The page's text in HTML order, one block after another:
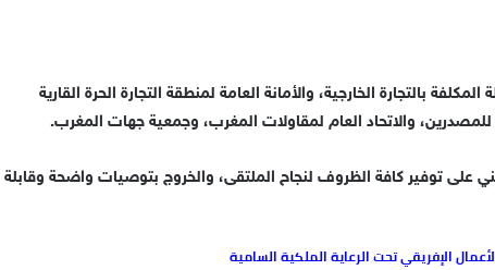
بالتجارة الخارجية، والأمانة العامة لمنطقة التجارة الحرة القارية
للمصدرين، والاتحاد العام لمقاولات المغرب، وجمعية جهات المغرب.
على توفير كافة الظروف لنجاح الملتقى، والخروج بتوصيات واضحة وقابلة
الإفريقي تحت الرعاية الملكية السامية